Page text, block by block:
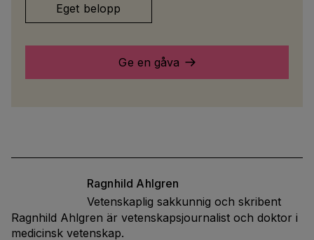
Eget belopp
Ge en gåva
Ragnhild Ahlgren
Vetenskaplig sakkunnig och skribent
Ragnhild Ahlgren är vetenskapsjournalist och doktor i
medicinsk vetenskap.